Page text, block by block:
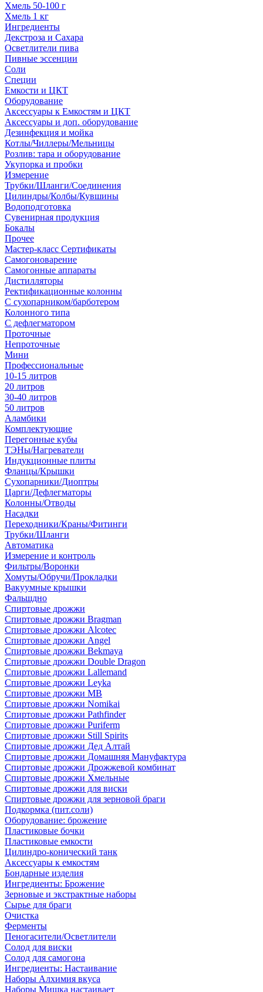
Хмель 50-100 г
Хмель 1 кг
Ингредиенты
Декстроза и Сахара
Осветлители пива
Пивные эссенции
Соли
Специи
Емкости и ЦКТ
Оборудование
Аксессуары к Емкостям и ЦКТ
Аксессуары и доп. оборудование
Дезинфекция и мойка
Котлы/Чиллеры/Мельницы
Розлив: тара и оборудование
Укупорка и пробки
Измерение
Трубки/Шланги/Соединения
Цилиндры/Колбы/Кувшины
Водоподготовка
Сувенирная продукция
Бокалы
Прочее
Мастер-класс Сертификаты
Самогоноварение
Самогонные аппараты
Дистилляторы
Ректификационные колонны
С сухопарником/барботером
Колонного типа
С дефлегматором
Проточные
Непроточные
Мини
Профессиональные
10-15 литров
20 литров
30-40 литров
50 литров
Аламбики
Комплектующие
Перегонные кубы
ТЭНы/Нагреватели
Индукционные плиты
Фланцы/Крышки
Сухопарники/Диоптры
Царги/Дефлегматоры
Колонны/Отводы
Насадки
Переходники/Краны/Фитинги
Трубки/Шланги
Автоматика
Измерение и контроль
Фильтры/Воронки
Хомуты/Обручи/Прокладки
Вакуумные крышки
Фальшдно
Спиртовые дрожжи
Спиртовые дрожжи Bragman
Спиртовые дрожжи Alcotec
Спиртовые дрожжи Angel
Спиртовые дрожжи Bekmaya
Спиртовые дрожжи Double Dragon
Спиртовые дрожжи Lallemand
Спиртовые дрожжи Leyka
Спиртовые дрожжи MB
Спиртовые дрожжи Nomikai
Спиртовые дрожжи Pathfinder
Спиртовые дрожжи Puriferm
Спиртовые дрожжи Still Spirits
Спиртовые дрожжи Дед Алтай
Спиртовые дрожжи Домашняя Мануфактура
Спиртовые дрожжи Дрожжевой комбинат
Спиртовые дрожжи Хмельные
Спиртовые дрожжи для виски
Спиртовые дрожжи для зерновой браги
Подкормка (пит.соли)
Оборудование: брожение
Пластиковые бочки
Пластиковые емкости
Цилиндро-конический танк
Аксессуары к емкостям
Бондарные изделия
Ингредиенты: Брожение
Зерновые и экстрактные наборы
Сырье для браги
Очистка
Ферменты
Пеногасители/Осветлители
Солод для виски
Солод для самогона
Ингредиенты: Настаивание
Наборы Алхимия вкуса
Наборы Мишка настаивает